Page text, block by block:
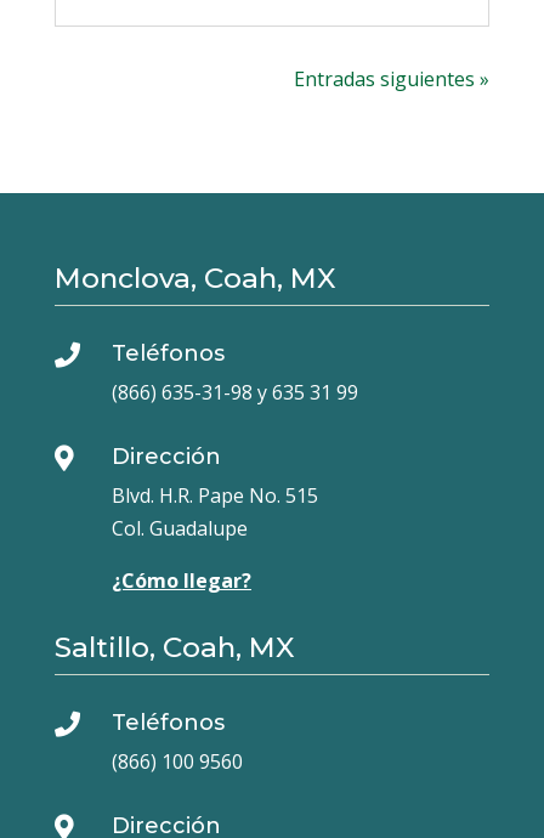
Entradas siguientes »
Monclova, Coah, MX

Teléfonos
(866) 635-31-98 y 635 31 99

Dirección
Blvd. H.R. Pape No. 515
Col. Guadalupe
¿Cómo llegar?
Saltillo, Coah, MX

Teléfonos
(866) 100 9560
 Dirección